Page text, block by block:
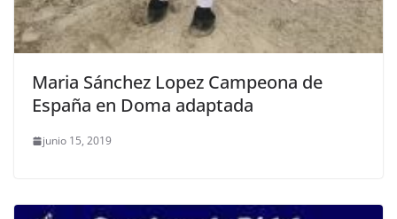
Maria Sánchez Lopez Campeona de
España en Doma adaptada
junio 15, 2019